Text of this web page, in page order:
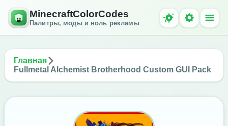
MinecraftColorCodes
Палитры, моды и ноль рекламы
Главная
Fullmetal Alchemist Brotherhood Custom GUI Pack